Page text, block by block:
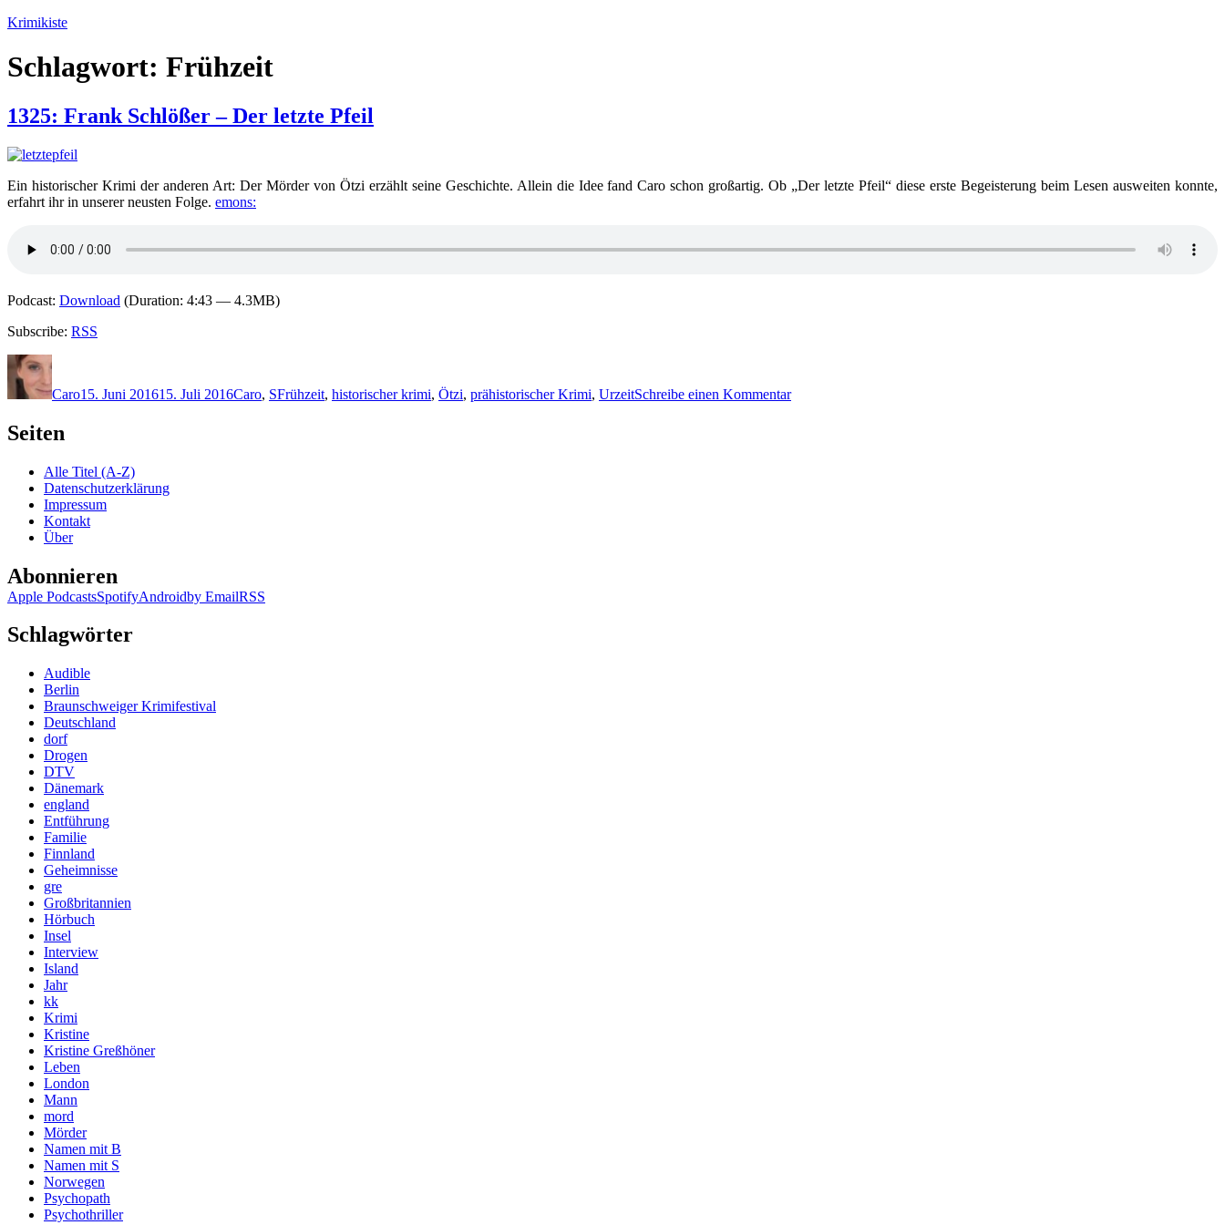
Zum
springen
Krimikiste
Schlagwort: Frühzeit
1325: Frank Schlößer – Der letzte Pfeil
Ein historischer Krimi der anderen Art: Der Mörder von Ötzi erzählt seine Geschichte. Allein die Idee fand Caro schon großartig. Ob „Der letzte Pfeil“ diese erste Begeisterung beim Lesen ausweiten konnte,
erfahrt ihr in unserer neusten Folge. emons:
Podcast: Download (Duration: 4:43 — 4.3MB)
Subscribe: RSS
Autor
Caro15. Juni 201615. Juli 2016Caro, SFrühzeit, historischer krimi, Ötzi, prähistorischer Krimi, UrzeitSchreibe einen KommentarFrank
Seiten
Alle Titel (A-Z)
Datenschutzerklärung
Impressum
Kontakt
Über
Abonnieren
Apple PodcastsSpotifyAndroidby EmailRSS
Schlagwörter
Audible
Berlin
Braunschweiger Krimifestival
Deutschland
dorf
Drogen
DTV
Dänemark
england
Entführung
Familie
Finnland
Geheimnisse
gre
Großbritannien
Hörbuch
Insel
Interview
Island
Jahr
kk
Krimi
Kristine
Kristine Greßhöner
Leben
London
Mann
mord
Mörder
Namen mit B
Namen mit S
Norwegen
Psychopath
Psychothriller